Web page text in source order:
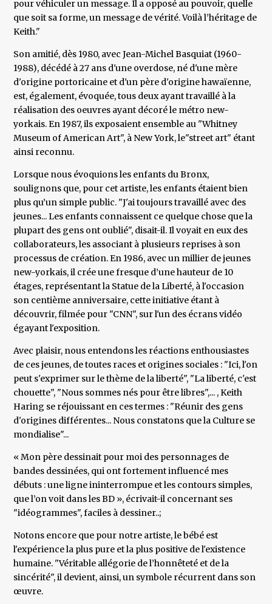
pour véhiculer un message. Il a opposé au pouvoir, quelle
que soit sa forme, un message de vérité. Voilà l’héritage de
Keith."
Son amitié, dès 1980, avec Jean-Michel Basquiat (1960-
1988), décédé à 27 ans d'une overdose, né d'une mère
d'origine portoricaine et d'un père d'origine hawaïenne,
est, également, évoquée, tous deux ayant travaillé à la
réalisation des oeuvres ayant décoré le métro new-
yorkais. En 1987, ils exposaient ensemble au "Whitney
Museum of American Art", à New York, le"street art" étant
ainsi reconnu.
Lorsque nous évoquions les enfants du Bronx,
soulignons que, pour cet artiste, les enfants étaient bien
plus qu’un simple public. "J'ai toujours travaillé avec des
jeunes... Les enfants connaissent ce quelque chose que la
plupart des gens ont oublié", disait-il. Il voyait en eux des
collaborateurs, les associant à plusieurs reprises à son
processus de création. En 1986, avec un millier de jeunes
new-yorkais, il crée une fresque d’une hauteur de 10
étages, représentant la Statue de la Liberté, à l'occasion
son centième anniversaire, cette initiative étant à
découvrir, filmée pour "CNN", sur l'un des écrans vidéo
égayant l'exposition.
Avec plaisir, nous entendons les réactions enthousiastes
de ces jeunes, de toutes races et origines sociales : "Ici, l'on
peut s'exprimer sur le thème de la liberté", "La liberté, c'est
chouette", "Nous sommes nés pour être libres",... , Keith
Haring se réjouissant en ces termes : "Réunir des gens
d'origines différentes... Nous constatons que la Culture se
mondialise"...
« Mon père dessinait pour moi des personnages de
bandes dessinées, qui ont fortement influencé mes
débuts : une ligne ininterrompue et les contours simples,
que l’on voit dans les BD », écrivait-il concernant ses
"idéogrammes", faciles à dessiner..;
Notons encore que pour notre artiste, le bébé est
l'expérience la plus pure et la plus positive de l'existence
humaine. "Véritable allégorie de l’honnêteté et de la
sincérité", il devient, ainsi, un symbole récurrent dans son
œuvre.